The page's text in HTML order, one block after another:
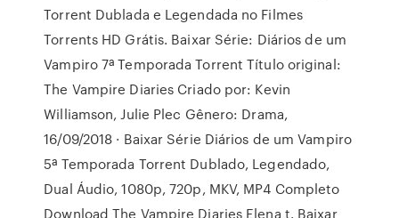
Torrent Dublada e Legendada no Filmes
Torrents HD Grátis. Baixar Série: Diários de um
Vampiro 7ª Temporada Torrent Título original:
The Vampire Diaries Criado por: Kevin
Williamson, Julie Plec Gênero: Drama,
16/09/2018 · Baixar Série Diários de um Vampiro
5ª Temporada Torrent Dublado, Legendado,
Dual Áudio, 1080p, 720p, MKV, MP4 Completo
Download The Vampire Diaries Elena t. Baixar